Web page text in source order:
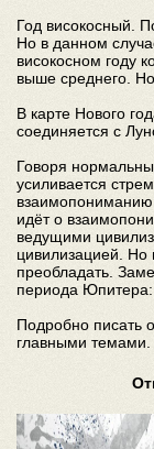
Год високосный.
Но в данном
високосном году
выше среднего. Но
В карте Нового
соединяется с
Говоря
усиливается
взаимопониманию
идёт о
ведущими
цивилизацией. Но
преобладать.
периода Юпитера:
Подробно писать
главными темами.